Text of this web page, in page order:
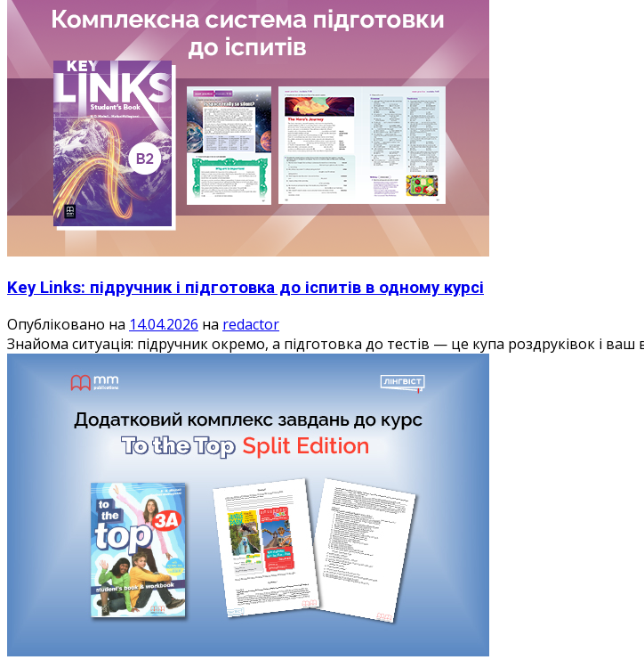
Key Links: підручник і підготовка до іспитів в одному курсі
Опубліковано на 14.04.2026 на redactor
Знайома ситуація: підручник окремо, а підготовка до тестів — це купа роздруківок і ваш